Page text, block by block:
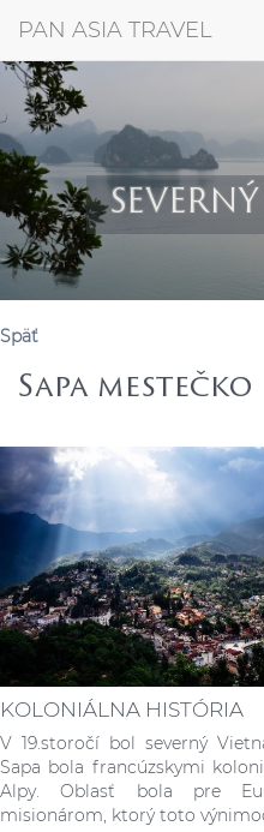
PAN ASIA TRAVEL
+421 917 372 256
Späť
Sapa mestečko
KOLONIÁLNA HISTÓRIA
V 19.storočí bol severný
Sapa bola francúzskymi
Alpy. Oblasť bola pre
misionárom, ktorý toto